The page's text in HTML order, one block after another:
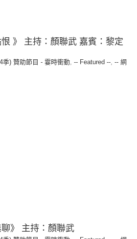
恨 》 主持：顏聯武 嘉賓：黎定
季) 贊助節目 - 霎時衝動, -- Featured --, -- 網
聊》 主持：顏聯武